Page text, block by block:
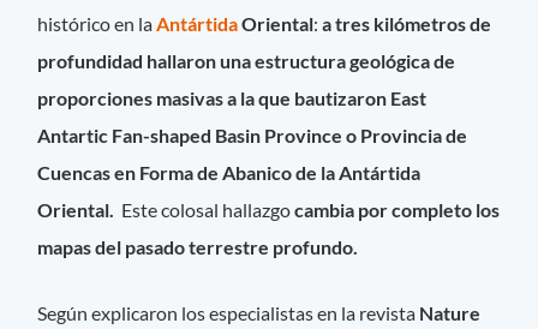
histórico en laAntártidaOriental:a tres kilómetros de
profundidad hallaron una estructura geológica de
proporciones masivas a la que bautizaron East
Antartic Fan-shaped Basin Province o Provincia de
Cuencas en Forma de Abanico de la Antártida
Oriental. Este colosal hallazgocambia por completo los
mapas del pasado terrestre profundo.
Según explicaron los especialistas en la revista Nature